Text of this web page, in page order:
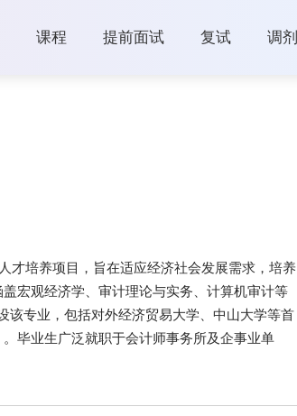
课程 提前面试 复试 调剂
才培养项目，旨在适应经济社会发展需求，培养
宏观经济学、审计理论与实务、计算机审计等
专业，包括对外经济贸易大学、中山大学等首
毕业生广泛就职于会计师事务所及企事业单